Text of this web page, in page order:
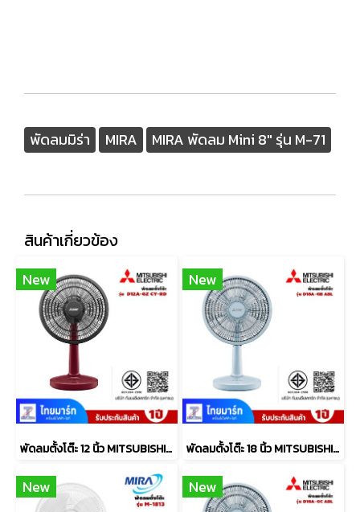
พัดลมมิร่า MIRA MIRA พัดลม Mini 8" รุ่น M-71
สินค้าเกี่ยวข้อง
New
พัดลมตั้งโต๊ะ 12 นิ้ว MITSUBISHI ELECTRIC รุ่น D12A-GZ CY-RD
New
พัดลมตั้งโต๊ะ 18 นิ้ว MITSUBISHI รุ่น D18A-GB ABL
New New